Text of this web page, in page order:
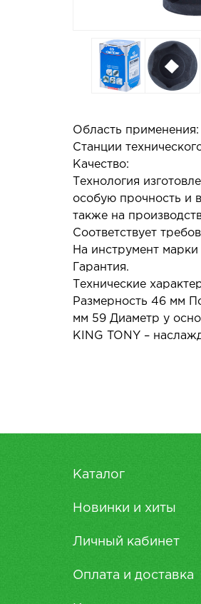
Область применения:
Станции
Качество:
Технология
особую прочность и
также на
Соответствует
На инструмент
Гарантия.
Технические
Размерность 46 мм
мм 59 Диаметр у
KING TONY –
Каталог
Новинки и хиты
Личный кабинет
Оплата и доставка